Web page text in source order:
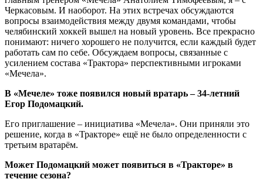
Черкасовым. И наоборот. На этих встречах обсуждаются
вопросы взаимодействия между двумя командами, чтобы
челябинский хоккей вышел на новый уровень. Все прекрасно
понимают: ничего хорошего не получится, если каждый будет
работать сам по себе. Обсуждаем вопросы, связанные с
усилением состава «Трактора» перспективными игроками
«Мечела».
В «Мечеле» тоже появился новый вратарь – 34-летний
Егор Подомацкий.
Его приглашение – инициатива «Мечела». Они приняли это
решение, когда в «Тракторе» ещё не было определенности с
третьим вратарём.
Может Подомацкий может появиться в «Тракторе» в
течение сезона?